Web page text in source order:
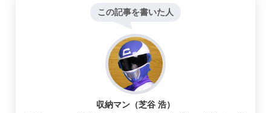
この記事を書いた人
収納マン（芝谷 浩）